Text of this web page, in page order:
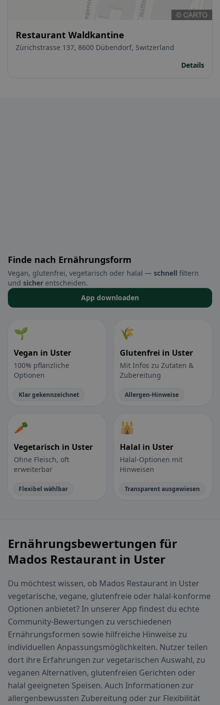
Restaurant Waldkantine
Zürichstrasse 137, 8600 Dübendorf, Switzerland
Details
Finde nach Ernährungsform
Vegan, glutenfrei, vegetarisch oder halal — schnell filtern
und sicher entscheiden.
App downloaden
🌱
Vegan in Uster
100% pflanzliche
Optionen
Klar gekennzeichnet
🌾
Glutenfrei in Uster
Mit Infos zu Zutaten &
Zubereitung
Allergen-Hinweise
🥕
Vegetarisch in Uster
Ohne Fleisch, oft
erweiterbar
Flexibel wählbar
🕌
Halal in Uster
Halal-Optionen mit
Hinweisen
Transparent ausgewiesen
Ernährungsbewertungen für
Mados Restaurant in Uster
Du möchtest wissen, ob Mados Restaurant in Uster
vegetarische, vegane, glutenfreie oder halal-konforme
Optionen anbietet? In unserer App findest du echte
Community-Bewertungen zu verschiedenen
Ernährungsformen sowie hilfreiche Hinweise zu
individuellen Anpassungsmöglichkeiten. Nutzer teilen
dort ihre Erfahrungen zur vegetarischen Auswahl, zu
veganen Alternativen, glutenfreien Gerichten oder
halal geeigneten Speisen. Auch Informationen zur
allergenbewussten Zubereitung oder zur Flexibilität